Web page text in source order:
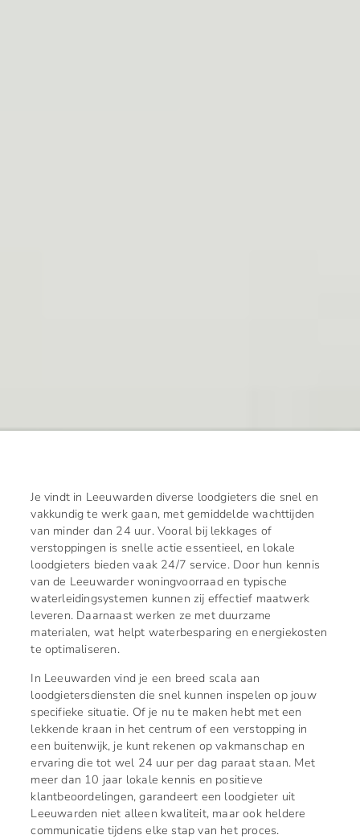
Je vindt in Leeuwarden diverse loodgieters die snel en
vakkundig te werk gaan, met gemiddelde wachttijden
van minder dan 24 uur. Vooral bij lekkages of
verstoppingen is snelle actie essentieel, en lokale
loodgieters bieden vaak 24/7 service. Door hun kennis
van de Leeuwarder woningvoorraad en typische
waterleidingsystemen kunnen zij effectief maatwerk
leveren. Daarnaast werken ze met duurzame
materialen, wat helpt waterbesparing en energiekosten
te optimaliseren.
In Leeuwarden vind je een breed scala aan
loodgietersdiensten die snel kunnen inspelen op jouw
specifieke situatie. Of je nu te maken hebt met een
lekkende kraan in het centrum of een verstopping in
een buitenwijk, je kunt rekenen op vakmanschap en
ervaring die tot wel 24 uur per dag paraat staan. Met
meer dan 10 jaar lokale kennis en positieve
klantbeoordelingen, garandeert een loodgieter uit
Leeuwarden niet alleen kwaliteit, maar ook heldere
communicatie tijdens elke stap van het proces.